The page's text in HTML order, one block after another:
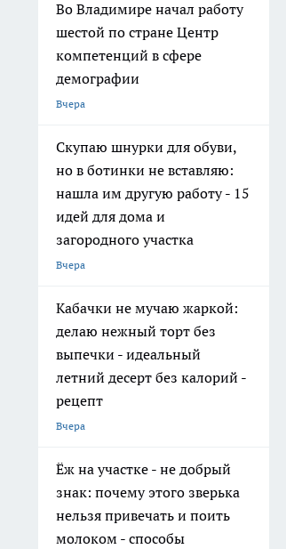
Во Владимире начал работу
шестой по стране Центр
компетенций в сфере
демографии
Вчера
Скупаю шнурки для обуви,
но в ботинки не вставляю:
нашла им другую работу - 15
идей для дома и
загородного участка
Вчера
Кабачки не мучаю жаркой:
делаю нежный торт без
выпечки - идеальный
летний десерт без калорий -
рецепт
Вчера
Ёж на участке - не добрый
знак: почему этого зверька
нельзя привечать и поить
молоком - способы